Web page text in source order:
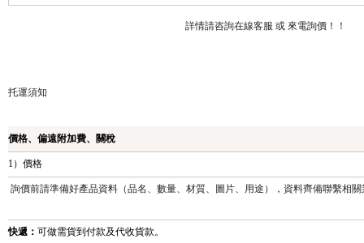
詳情請咨詢在線客服 或 來電詢價！！
托運須知
價格、偏遠附加費、關稅
1）價格
詢價前請準備好產品資料（品名、數量、材質、圖片、用途），資料齊備聯繫相
快遞： 可做需貨到付款及代收貨款。